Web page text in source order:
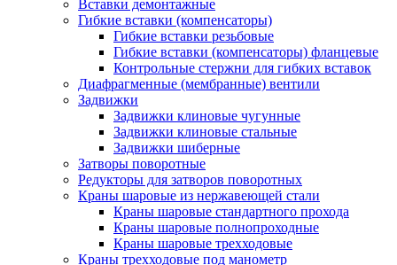
Вставки демонтажные
Гибкие вставки (компенсаторы)
Гибкие вставки резьбовые
Гибкие вставки (компенсаторы) фланцевые
Контрольные стержни для гибких вставок
Диафрагменные (мембранные) вентили
Задвижки
Задвижки клиновые чугунные
Задвижки клиновые стальные
Задвижки шиберные
Затворы поворотные
Редукторы для затворов поворотных
Краны шаровые из нержавеющей стали
Краны шаровые стандартного прохода
Краны шаровые полнопроходные
Краны шаровые трехходовые
Краны трехходовые под манометр